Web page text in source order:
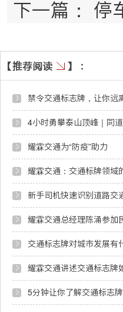
下一篇： 停
禁令交通标志牌，让你远
4小时勇攀泰山顶峰｜同
耀霖交通为“防疫”助力
耀霖交通：交通标牌领域
新手司机快速识别道路交
耀霖交通总经理陈涌参加
交通标志牌对城市发展有
耀霖交通讲述交通标志牌
5分钟让你了解交通标志